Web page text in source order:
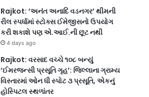
Rajkot: ‘અનંત અનાદિ વડનગર’ થીમની
રીલ સ્પર્ધામાં સ્ટોક્સ ઈમેજીસનો ઉપયોગ
કરી શકાશે પણ એ.આઈ.ની છૂટ નથી
4 days ago
Rajkot: વરસાદ વચ્ચે ૧૦૮ બન્યું
‘ઈમરજન્સી પ્રસૂતિ ગૃહ’: જિલ્લાના ગ્રામ્ય
વિસ્તારમાં ઓન ધી સ્પોટ ૩ પ્રસૂતિ, એકનું
હોસ્પિટલ સ્થળાંતર